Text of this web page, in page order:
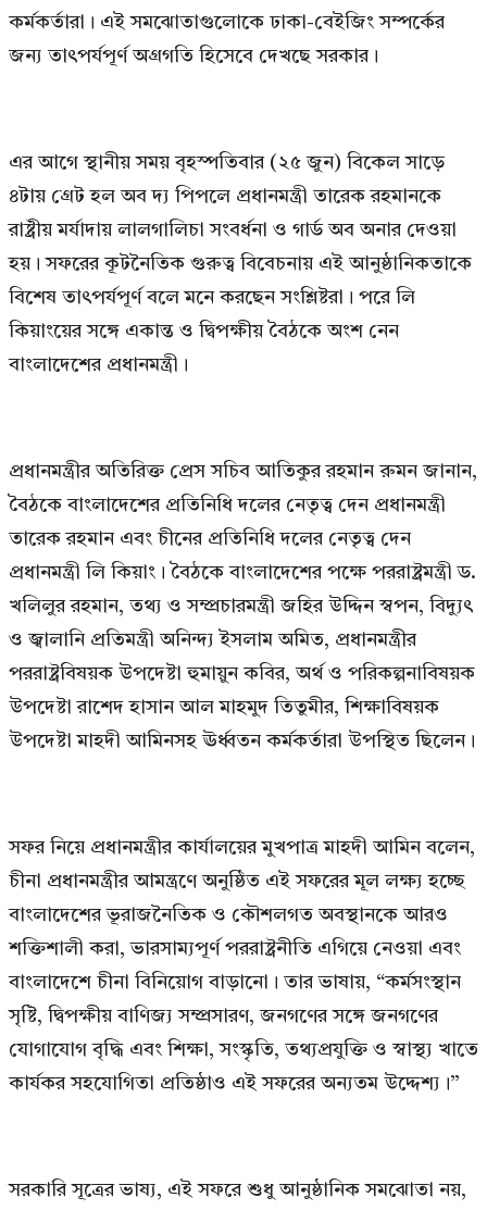
কর্মকর্তারা। এই সমঝোতাগুলোকে ঢাকা-বেইজিং সম্পর্কের
জন্য তাৎপর্যপূর্ণ অগ্রগতি হিসেবে দেখছে সরকার।
এর আগে স্থানীয় সময় বৃহস্পতিবার (২৫ জুন) বিকেল সাড়ে
৪টায় গ্রেট হল অব দ্য পিপলে প্রধানমন্ত্রী তারেক রহমানকে
রাষ্ট্রীয় মর্যাদায় লালগালিচা সংবর্ধনা ও গার্ড অব অনার দেওয়া
হয়। সফরের কূটনৈতিক গুরুত্ব বিবেচনায় এই আনুষ্ঠানিকতাকে
বিশেষ তাৎপর্যপূর্ণ বলে মনে করছেন সংশ্লিষ্টরা। পরে লি
কিয়াংয়ের সঙ্গে একান্ত ও দ্বিপক্ষীয় বৈঠকে অংশ নেন
বাংলাদেশের প্রধানমন্ত্রী।
প্রধানমন্ত্রীর অতিরিক্ত প্রেস সচিব আতিকুর রহমান রুমন জানান,
বৈঠকে বাংলাদেশের প্রতিনিধি দলের নেতৃত্ব দেন প্রধানমন্ত্রী
তারেক রহমান এবং চীনের প্রতিনিধি দলের নেতৃত্ব দেন
প্রধানমন্ত্রী লি কিয়াং। বৈঠকে বাংলাদেশের পক্ষে পররাষ্ট্রমন্ত্রী ড.
খলিলুর রহমান, তথ্য ও সম্প্রচারমন্ত্রী জহির উদ্দিন স্বপন, বিদ্যুৎ
ও জ্বালানি প্রতিমন্ত্রী অনিন্দ্য ইসলাম অমিত, প্রধানমন্ত্রীর
পররাষ্ট্রবিষয়ক উপদেষ্টা হুমায়ুন কবির, অর্থ ও পরিকল্পনাবিষয়ক
উপদেষ্টা রাশেদ হাসান আল মাহমুদ তিতুমীর, শিক্ষাবিষয়ক
উপদেষ্টা মাহদী আমিনসহ ঊর্ধ্বতন কর্মকর্তারা উপস্থিত ছিলেন।
সফর নিয়ে প্রধানমন্ত্রীর কার্যালয়ের মুখপাত্র মাহদী আমিন বলেন,
চীনা প্রধানমন্ত্রীর আমন্ত্রণে অনুষ্ঠিত এই সফরের মূল লক্ষ্য হচ্ছে
বাংলাদেশের ভূরাজনৈতিক ও কৌশলগত অবস্থানকে আরও
শক্তিশালী করা, ভারসাম্যপূর্ণ পররাষ্ট্রনীতি এগিয়ে নেওয়া এবং
বাংলাদেশে চীনা বিনিয়োগ বাড়ানো। তার ভাষায়, “কর্মসংস্থান
সৃষ্টি, দ্বিপক্ষীয় বাণিজ্য সম্প্রসারণ, জনগণের সঙ্গে জনগণের
যোগাযোগ বৃদ্ধি এবং শিক্ষা, সংস্কৃতি, তথ্যপ্রযুক্তি ও স্বাস্থ্য খাতে
কার্যকর সহযোগিতা প্রতিষ্ঠাও এই সফরের অন্যতম উদ্দেশ্য।”
সরকারি সূত্রের ভাষ্য, এই সফরে শুধু আনুষ্ঠানিক সমঝোতা নয়,